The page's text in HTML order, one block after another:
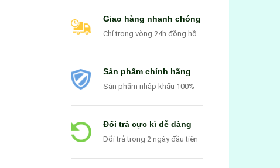
Giao hàng nhanh chóng
Chỉ trong vòng 24h đồng hồ
Sản phẩm chính hãng
Sản phẩm nhập khẩu 100%
Đổi trả cực kì dễ dàng
Đổi trả trong 2 ngày đầu tiên